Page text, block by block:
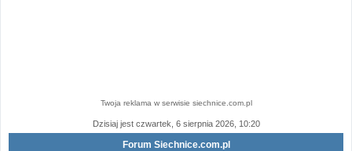
Twoja reklama w serwisie siechnice.com.pl
Dzisiaj jest czwartek, 6 sierpnia 2026, 10:20
Forum Siechnice.com.pl